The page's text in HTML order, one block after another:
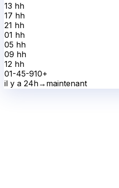
13 hh
17 hh
21 hh
01 hh
05 hh
09 hh
12 hh
01-45-910+
il y a 24h→ maintenant